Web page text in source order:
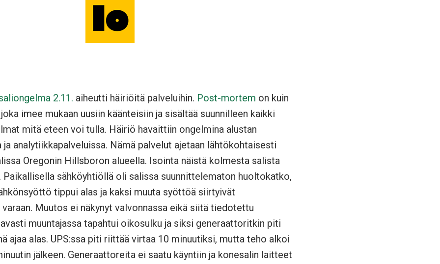
2.11. aiheutti häiriöitä palveluihin. Post-mortem on kuin
imee mukaan uusiin käänteisiin ja sisältää suunnilleen kaikki
mitä eteen voi tulla. Häiriö havaittiin ongelmina alustan
analytiikkapalveluissa. Nämä palvelut ajetaan lähtökohtaisesti
Oregonin Hillsboron alueella. Isointa näistä kolmesta salista
sähköyhtiöllä oli salissa suunnittelematon huoltokatko,
tippui alas ja kaksi muuta syöttöä siirtyivät
Muutos ei näkynyt valvonnassa eikä siitä tiedotettu
muuntajassa tapahtui oikosulku ja siksi generaattoritkin piti
ajaa alas. UPS:ssa piti riittää virtaa 10 minuutiksi, mutta teho alkoi
jälkeen. Generaattoreita ei saatu käyntiin ja konesalin laitteet